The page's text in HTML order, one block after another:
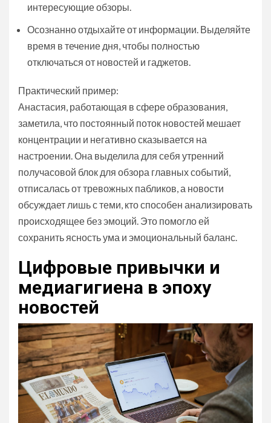
интересующие обзоры.
Осознанно отдыхайте от информации. Выделяйте
время в течение дня, чтобы полностью
отключаться от новостей и гаджетов.
Практический пример:
Анастасия, работающая в сфере образования,
заметила, что постоянный поток новостей мешает
концентрации и негативно сказывается на
настроении. Она выделила для себя утренний
получасовой блок для обзора главных событий,
отписалась от тревожных пабликов, а новости
обсуждает лишь с теми, кто способен анализировать
происходящее без эмоций. Это помогло ей
сохранить ясность ума и эмоциональный баланс.
Цифровые привычки и
медиагигиена в эпоху
новостей